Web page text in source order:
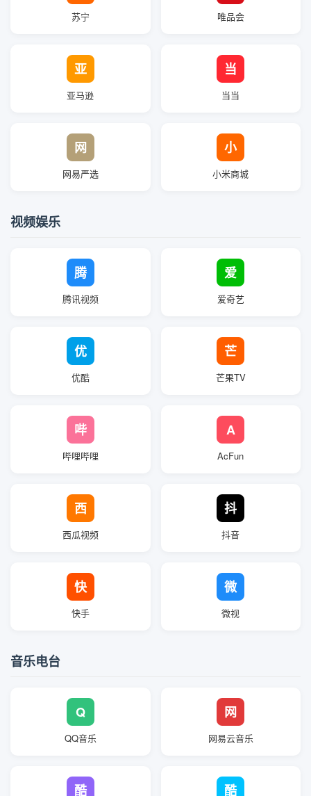
苏宁 唯品会
亚
亚马逊
当
当当
网
网易严选
小
小米商城
视频娱乐
腾
腾讯视频
爱
爱奇艺
优
优酷
芒
芒果TV
哔
哔哩哔哩
A
AcFun
西
西瓜视频
抖
抖音
快
快手
微
微视
音乐电台
Q
QQ音乐
网
网易云音乐
酷 酷